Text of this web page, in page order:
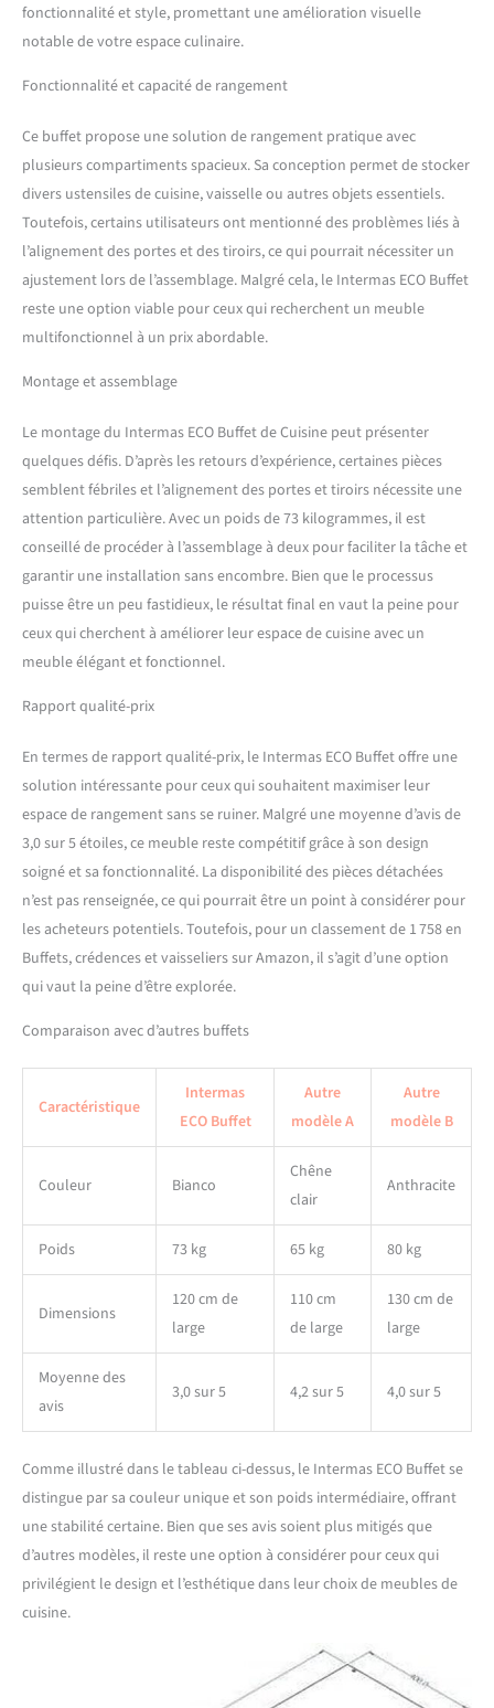
fonctionnalité et style, promettant une amélioration visuelle
notable de votre espace culinaire.
Fonctionnalité et capacité de rangement
Ce buffet propose une solution de rangement pratique avec
plusieurs compartiments spacieux. Sa conception permet de stocker
divers ustensiles de cuisine, vaisselle ou autres objets essentiels.
Toutefois, certains utilisateurs ont mentionné des problèmes liés à
l’alignement des portes et des tiroirs, ce qui pourrait nécessiter un
ajustement lors de l’assemblage. Malgré cela, le Intermas ECO Buffet
reste une option viable pour ceux qui recherchent un meuble
multifonctionnel à un prix abordable.
Montage et assemblage
Le montage du Intermas ECO Buffet de Cuisine peut présenter
quelques défis. D’après les retours d’expérience, certaines pièces
semblent fébriles et l’alignement des portes et tiroirs nécessite une
attention particulière. Avec un poids de 73 kilogrammes, il est
conseillé de procéder à l’assemblage à deux pour faciliter la tâche et
garantir une installation sans encombre. Bien que le processus
puisse être un peu fastidieux, le résultat final en vaut la peine pour
ceux qui cherchent à améliorer leur espace de cuisine avec un
meuble élégant et fonctionnel.
Rapport qualité-prix
En termes de rapport qualité-prix, le Intermas ECO Buffet offre une
solution intéressante pour ceux qui souhaitent maximiser leur
espace de rangement sans se ruiner. Malgré une moyenne d’avis de
3,0 sur 5 étoiles, ce meuble reste compétitif grâce à son design
soigné et sa fonctionnalité. La disponibilité des pièces détachées
n’est pas renseignée, ce qui pourrait être un point à considérer pour
les acheteurs potentiels. Toutefois, pour un classement de 1 758 en
Buffets, crédences et vaisseliers sur Amazon, il s’agit d’une option
qui vaut la peine d’être explorée.
Comparaison avec d’autres buffets
Caractéristique
Intermas
ECO Buffet
Autre
modèle A
Autre
modèle B
Couleur Bianco
Chêne
clair
Anthracite
Poids 73 kg 65 kg 80 kg
Dimensions
120 cm de
large
110 cm
de large
130 cm de
large
Moyenne des
avis
3,0 sur 5 4,2 sur 5 4,0 sur 5
Comme illustré dans le tableau ci-dessus, le Intermas ECO Buffet se
distingue par sa couleur unique et son poids intermédiaire, offrant
une stabilité certaine. Bien que ses avis soient plus mitigés que
d’autres modèles, il reste une option à considérer pour ceux qui
privilégient le design et l’esthétique dans leur choix de meubles de
cuisine.